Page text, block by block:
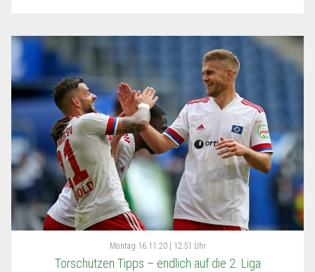
Montag 16.11.20 | 12:51 Uhr
Torschützen Tipps – endlich auf die 2. Liga